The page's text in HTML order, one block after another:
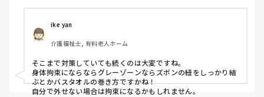
そうなる可能性が高いのであれば、一式ここに置いてますの
で、取っていって下さい。と言われる方が助かります。例え
ば、義母が届かない靴棚の上とか、裏の倉庫とか？
予備置いてる。でも良いかも知れませんが。
利用者の家に予定外の５分滞在しただけで、後ろの迎えに行く
介護服を試そうと意見がありましたが伸びない素材しかない
ので服を着てる最中に剥離の恐れで出来ないです。
何をしてもいじります。
対処法はもうないでしょうか？
ike yan
介護福祉士, 有料老人ホーム
そこまで対策していても続くのは大変ですね。
身体拘束にならならグレーゾーンならズボンの紐をしっかり結
ぶとかバスタオルの巻き方ですかね！
自分で外せない場合は拘束になるかもしれません。